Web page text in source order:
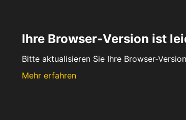
Ihre Browser-Version ist
Bitte aktualisieren Sie Ihre Browser-
Mehr erfahren